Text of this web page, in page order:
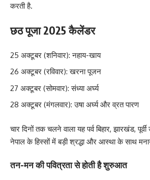
करती है.
छठ पूजा 2025 कैलेंडर
25 अक्टूबर (शनिवार): नहाय-खाय
26 अक्टूबर (रविवार): खरना पूजन
27 अक्टूबर (सोमवार): संध्या अर्घ्य
28 अक्टूबर (मंगलवार): उषा अर्घ्य और व्रत पारण
चार दिनों तक चलने वाला यह पर्व बिहार, झारखंड,
नेपाल के हिस्सों में बड़ी श्रद्धा और आस्था के साथ
तन-मन की पवित्रता से होती है शुरुआत